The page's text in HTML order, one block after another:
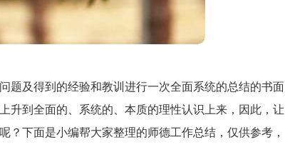
题及得到的经验和教训进行一次全面系统的总结的书面
升到全面的、系统的、本质的理性认识上来，因此，让
？下面是小编帮大家整理的师德工作总结，仅供参考，